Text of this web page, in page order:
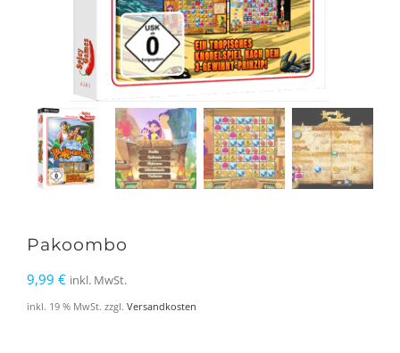
Pakoombo
9,99 € inkl. MwSt.
inkl. 19 % MwSt. zzgl. Versandkosten